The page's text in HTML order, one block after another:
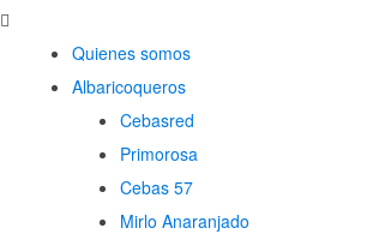
Quienes somos
Albaricoqueros
Cebasred
Primorosa
Cebas 57
Mirlo Anaranjado